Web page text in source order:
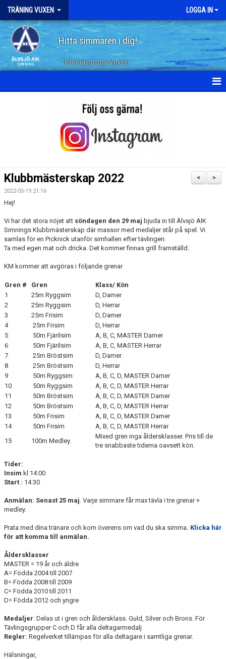
TRÄNING VUXEN LOGGA IN
Hitta simmaren i dig!
Träningsgrupp Vuxen
TERMINSPLANERING
TRÄNINGSPASS
>
<
Klubbmästerskap 2022
2022-05-19 21:16
Hej!
Vi har det stora nöjet att söndagen den 29 maj bjuda in till Älvsjö AIK
Simnings Klubbmästerskap där massor med medaljer står på spel. Vi
samlas för en Picknick utanför simhallen efter tävlingen.
Ta med egen mat och dricka. Det kommer finnas grill framställd.
KM kommer att avgöras i följande grenar
Gren # Gren
Klass/ Kön
1
25m Ryggsim
D, Damer
2
25m Ryggsim
D, Herrar
3
25m Frisim
D, Damer
4
25m Frisim
D, Herrar
5
50m Fjärilsim
A, B, C, MASTER Damer
6
50m Fjärilsim
A, B, C, MASTER Herrar
7
25m Bröstsim
D, Damer
8
25m Bröstsim
D, Herrar
9
50m Ryggsim
A, B, C, D, MASTER Damer
10
50m Ryggsim
A, B, C, D, MASTER Herrar
11
50m Bröstsim
A, B, C, D, MASTER Damer
12
50m Bröstsim
A, B, C, D, MASTER Herrar
13
50m Frisim
A, B, C, D, MASTER Damer
14
50m Frisim
A, B, C, D, MASTER Herrar
15
100m Medley.
Mixed gren inga åldersklasser. Pris till de
tre snabbaste tiderna oavsett kön.
Tider:
Insim kl 14:00
Start : 14:30
Anmälan: Senast 25 maj. Varje simmare får max tävla i tre grenar +
medley.
Prata med dina tränare och kom överens om vad du ska simma. Klicka här
för att komma till anmälan.
Åldersklasser
MASTER = 19 år och äldre
A= Födda 2004 till 2007
B= Födda 2008 till 2009
C= Födda 2010 till 2011
D= Födda 2012 och yngre
Medaljer: Delas ut i gren och åldersklass. Guld, Silver och Brons. För
Tävlingsgrupper C och D får alla deltagarmedalj
Regler: Regelverket tillämpas för alla deltagare i samtliga grenar.
Hälsningar,